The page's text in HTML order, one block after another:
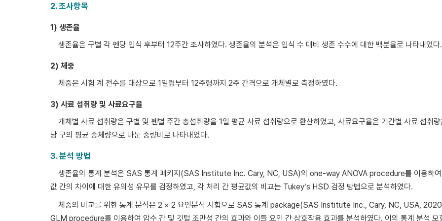
2. 조사항목
1) 생존율
생존율은 구별 각 펜당 입식 후부터 12주간 조사하였다. 생존율의 분석은 입식 수 대비 생존 수수에 대한 백분율로 나타내었다.
2) 체중
체중은 시험 계 전수를 대상으로 1일령부터 12주령까지 2주 간격으로 개체별로 측정하였다.
3) 사료 섭취량 및 사료요구율
개체별 사료 섭취량은 구별 및 펜별 주간 총섭취량을 1일 평균 사료 섭취량으로 환산하였고, 사료요구율은 기간별 사료 섭취량
당 구의 평균 증체량으로 나눈 중량비로 나타내었다.
3. 분석 방법
생존율의 통계 분석은 SAS 통계 패키지(SAS Institute Inc. Cary, NC, USA)의 one-way ANOVA procedure를 이용하여
값 간의 차이에 대한 유의성 유무를 검정하였고, 각 처리 간 평균값의 비교는 Tukey’s HSD 검정 방법으로 분석하였다.
체중의 비교를 위한 통계 분석은 2 × 2 요인분석 시험으로 SAS 통계 package(SAS Institute Inc., Cary, NC, USA,
GLM procedure를 이용하여 암수 간 및 깃털 조만성 간의 효과와 이들 요인 간 상호작용 효과를 분석하였다. 이의 통계 분석 모